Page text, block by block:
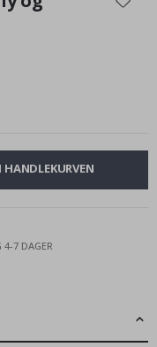
HANDLEKURVEN
4-7 DAGER